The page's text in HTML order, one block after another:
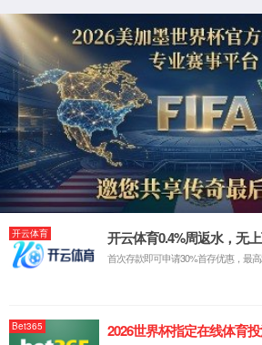
您的当前位置：首页>>师资力量
按职称
教授
副教授
讲师助教